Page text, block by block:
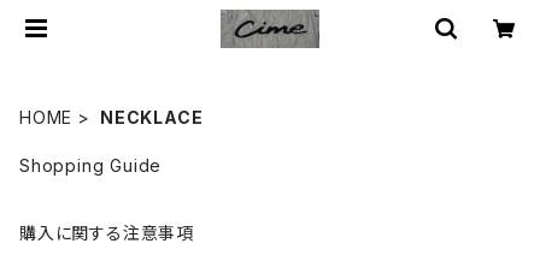
HOME NECKLACE
Shopping Guide
購入に関する注意事項